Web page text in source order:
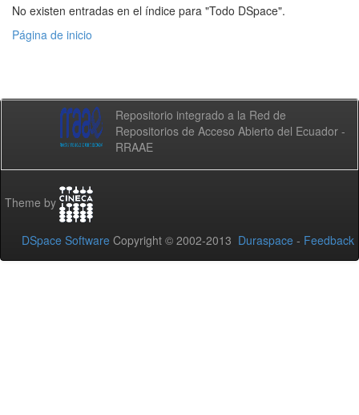
No existen entradas en el índice para "Todo DSpace".
Página de inicio
Repositorio integrado a la Red de
Repositorios de Acceso Abierto del Ecuador -
RRAAE
Theme by
DSpace Software Copyright © 2002-2013 Duraspace - Feedback